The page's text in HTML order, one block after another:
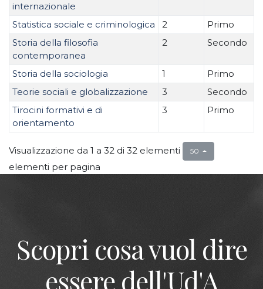
internazionale
Statistica sociale e criminologica 2
Primo
Storia della filosofia
contemporanea
2 Secondo
Storia della sociologia 1
Primo
Teorie sociali e globalizzazione
3
Secondo
Tirocini formativi e di
orientamento
3 Primo
Visualizzazione da 1 a 32 di 32 elementi 50
elementi per pagina
Scopri cosa vuol dire
essere dell'Ud'A